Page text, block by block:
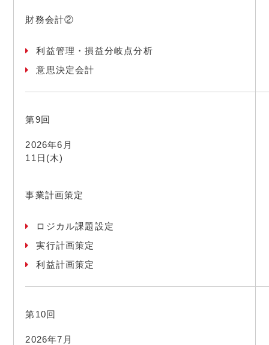
財務会計②
利益管理・損益分岐点分析
意思決定会計
第9回
2026年6月
11日(木)
事業計画策定
ロジカル課題設定
実行計画策定
利益計画策定
第10回
2026年7月